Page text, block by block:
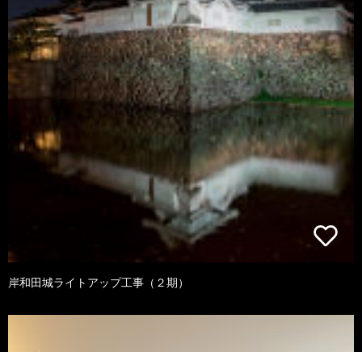
岸和田城ライトアップ工事（２期）